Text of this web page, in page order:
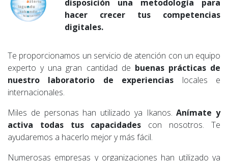
disposición una metodología para
hacer crecer tus competencias
digitales.
Te proporcionamos un servicio de atención con un equipo
experto y una gran cantidad de buenas prácticas de
nuestro laboratorio de experiencias locales e
internacionales.
Miles de personas han utilizado ya Ikanos.Anímate y
activa todas tus capacidades con nosotros. Te
ayudaremos a hacerlo mejor y más fácil.
Numerosas empresas y organizaciones han utilizado ya